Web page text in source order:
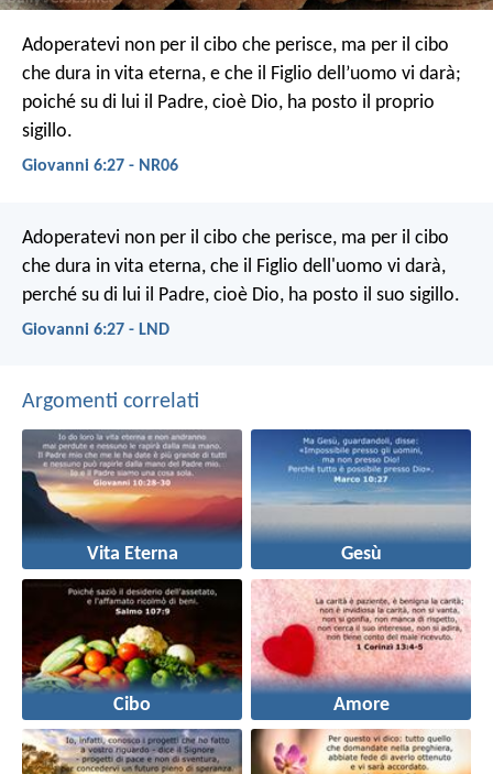
Adoperatevi non per il cibo che perisce, ma per il cibo
che dura in vita eterna, e che il Figlio dell’uomo vi darà;
poiché su di lui il Padre, cioè Dio, ha posto il proprio
sigillo.
Giovanni 6:27 - NR06
Adoperatevi non per il cibo che perisce, ma per il cibo
che dura in vita eterna, che il Figlio dell'uomo vi darà,
perché su di lui il Padre, cioè Dio, ha posto il suo sigillo.
Giovanni 6:27 - LND
Argomenti correlati
Vita Eterna Gesù
Cibo Amore